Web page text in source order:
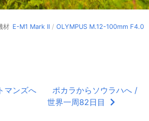
材 E-M1 Mark II / OLYMPUS M.12-100mm F4.0
マンズへ
ポカラからソウラハへ /
世界一周82日目